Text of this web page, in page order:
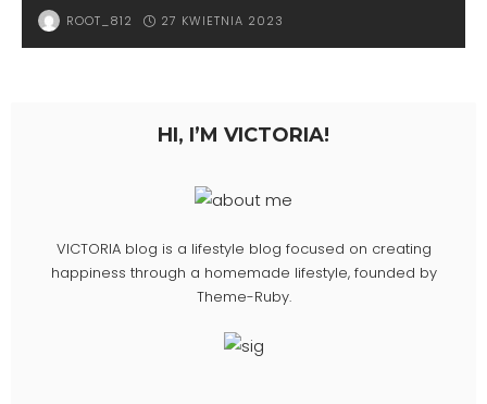
ROOT_812 27 KWIETNIA 2023
HI, I’M VICTORIA!
VICTORIA blog is a lifestyle blog focused on creating
happiness through a homemade lifestyle, founded by
Theme-Ruby.